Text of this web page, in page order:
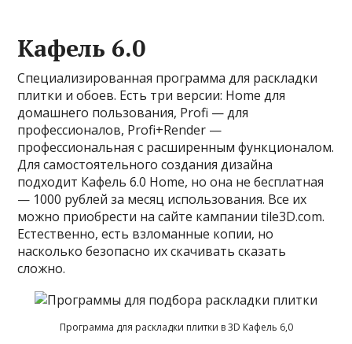
Кафель 6.0
Специализированная программа для раскладки
плитки и обоев. Есть три версии: Home для
домашнего пользования, Profi — для
профессионалов, Profi+Render —
профессиональная с расширенным функционалом.
Для самостоятельного создания дизайна
подходит Кафель 6.0 Home, но она не бесплатная
— 1000 рублей за месяц использования. Все их
можно приобрести на сайте кампании tile3D.com.
Естественно, есть взломанные копии, но
насколько безопасно их скачивать сказать
сложно.
Программа для раскладки плитки в 3D Кафель 6,0